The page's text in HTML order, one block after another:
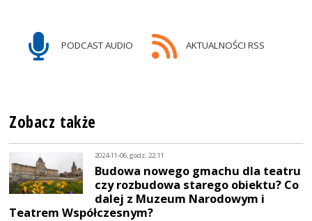
PODCAST AUDIO AKTUALNOŚCI RSS
Zobacz także
2024-11-06, godz. 22:11
Budowa nowego gmachu dla teatru
czy rozbudowa starego obiektu? Co
dalej z Muzeum Narodowym i
Teatrem Współczesnym?